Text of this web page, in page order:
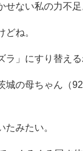
ない私の力不足
ね。
」にすり替える
の母ちゃん（
みたい。